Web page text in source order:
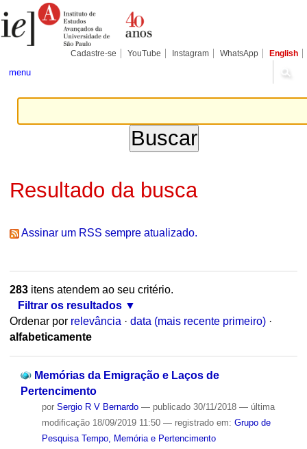
para
conteúdo.
Pessoais
Cadastre-se YouTube Instagram WhatsApp English
menu
Resultado da busca
Assinar um RSS sempre atualizado.
283itens atendem ao seu critério.
Filtrar os resultados
Ordenar por relevância · data (mais recente primeiro) ·
alfabeticamente
Memórias da Emigração e Laços de
Pertencimento
por Sergio R V Bernardo — publicado30/11/2018 — última
modificação18/09/2019 11:50 — registrado em: Grupo de
Pesquisa Tempo, Memória e Pertencimento